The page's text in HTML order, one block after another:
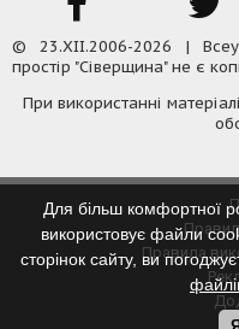
© 23.XII.2006-2026 |
простір "Сіверщина" не є
При використанні
Правила
Для більш комфортної
використовує файли
сторінок сайту, ви